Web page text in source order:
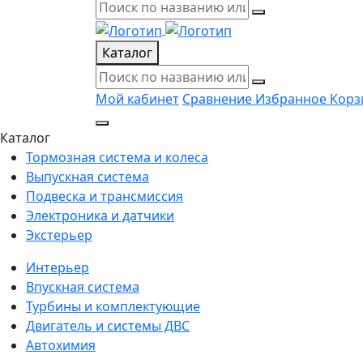
Каталог
Мой кабинет Сравнение Избранное
Каталог
Тормозная система и колеса
Выпускная система
Подвеска и трансмиссия
Электроника и датчики
Экстерьер
Интерьер
Впускная система
Турбины и комплектующие
Двигатель и системы ДВС
Автохимия